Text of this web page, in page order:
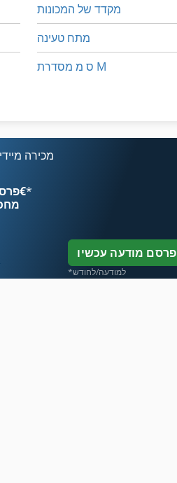
מקדד של המכונות
מתח טעינה
ס מ מסדרת M
מכירה
פרסם עכשיו החל מ־‏4.49 ‏€*
פרסם מודעה עכשיו
*למודעה/לחודש